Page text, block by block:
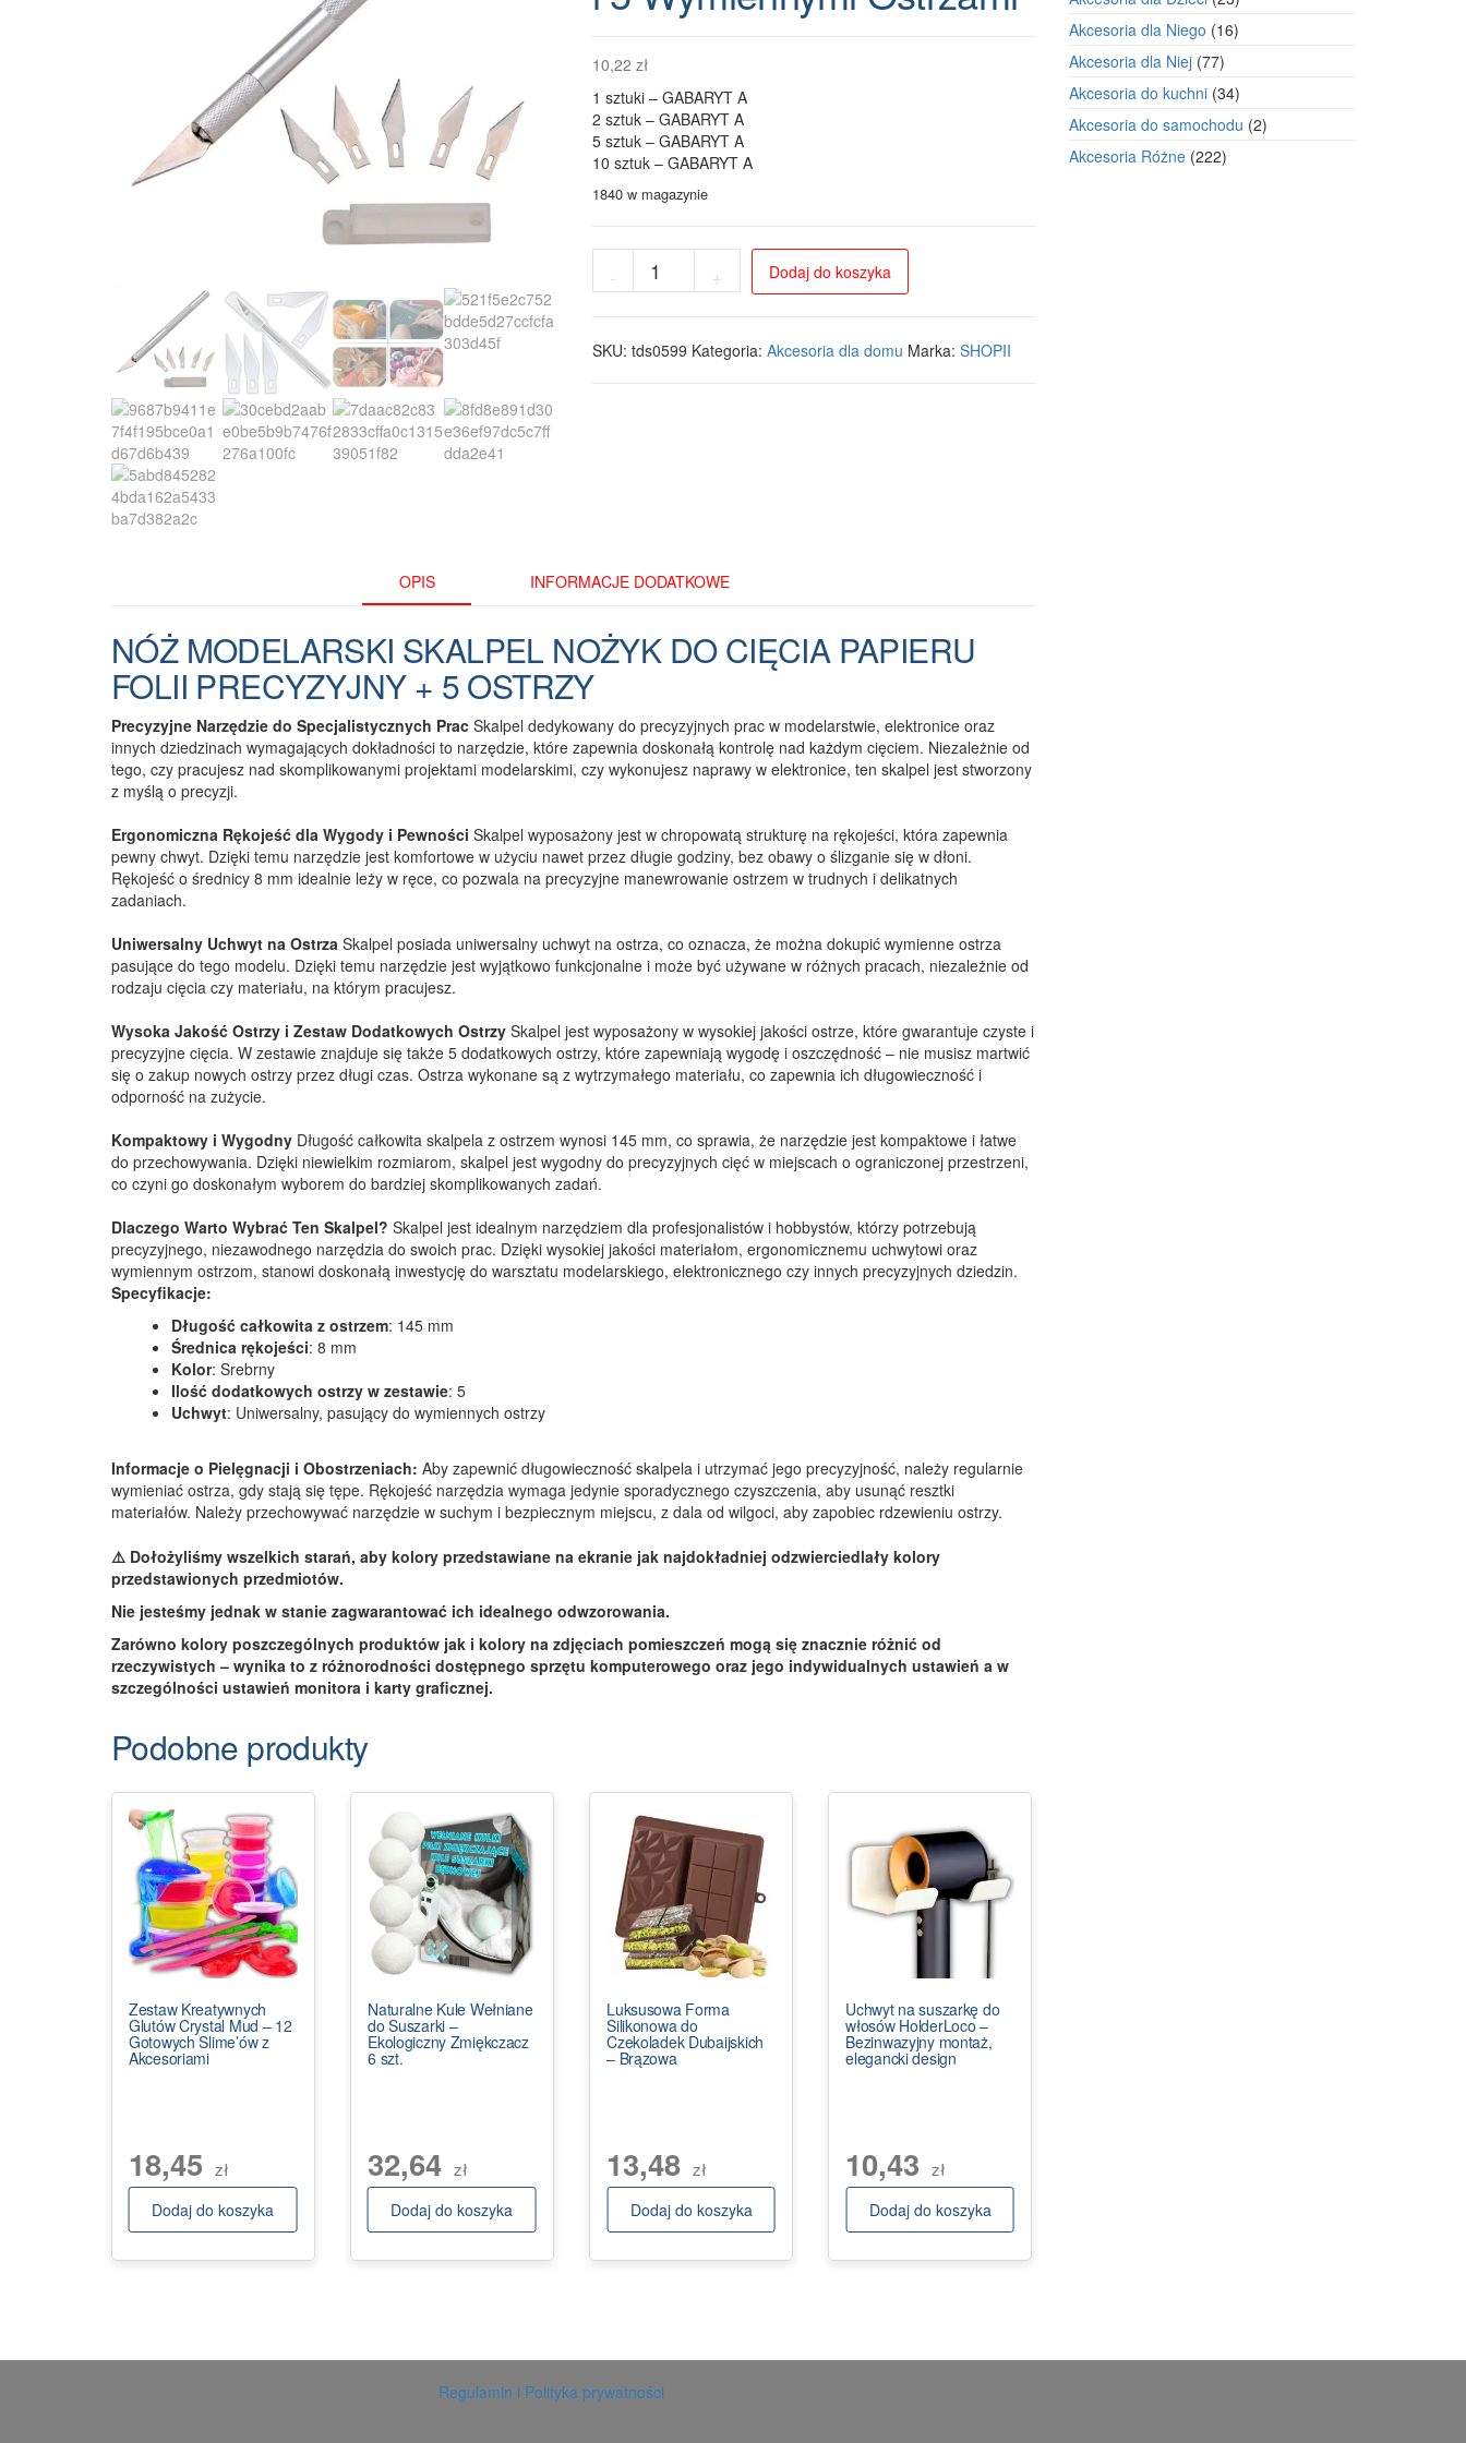
10,22 zł
1 sztuki – GABARYT A
2 sztuk – GABARYT A
5 sztuk – GABARYT A
10 sztuk – GABARYT A
1840 w magazynie
-
Precyzyjny
z
+ Dodaj do koszyka
SKU: tds0599 Kategoria: Akcesoria dla domu Marka: SHOPII
OPIS INFORMACJE DODATKOWE
NÓŻ MODELARSKI SKALPEL NOŻYK DO CIĘCIA PAPIERU
FOLII PRECYZYJNY + 5 OSTRZY
Precyzyjne Narzędzie do Specjalistycznych Prac Skalpel dedykowany do precyzyjnych prac w modelarstwie, elektronice oraz
innych dziedzinach wymagających dokładności to narzędzie, które zapewnia doskonałą kontrolę nad każdym cięciem. Niezależnie od
tego, czy pracujesz nad skomplikowanymi projektami modelarskimi, czy wykonujesz naprawy w elektronice, ten skalpel jest stworzony
z myślą o precyzji.
Ergonomiczna Rękojeść dla Wygody i Pewności Skalpel wyposażony jest w chropowatą strukturę na rękojeści, która zapewnia
pewny chwyt. Dzięki temu narzędzie jest komfortowe w użyciu nawet przez długie godziny, bez obawy o ślizganie się w dłoni.
Rękojeść o średnicy 8 mm idealnie leży w ręce, co pozwala na precyzyjne manewrowanie ostrzem w trudnych i delikatnych
zadaniach.
Uniwersalny Uchwyt na Ostrza Skalpel posiada uniwersalny uchwyt na ostrza, co oznacza, że można dokupić wymienne ostrza
pasujące do tego modelu. Dzięki temu narzędzie jest wyjątkowo funkcjonalne i może być używane w różnych pracach, niezależnie od
rodzaju cięcia czy materiału, na którym pracujesz.
Wysoka Jakość Ostrzy i Zestaw Dodatkowych Ostrzy Skalpel jest wyposażony w wysokiej jakości ostrze, które gwarantuje czyste i
precyzyjne cięcia. W zestawie znajduje się także 5 dodatkowych ostrzy, które zapewniają wygodę i oszczędność – nie musisz martwić
się o zakup nowych ostrzy przez długi czas. Ostrza wykonane są z wytrzymałego materiału, co zapewnia ich długowieczność i
odporność na zużycie.
Kompaktowy i Wygodny Długość całkowita skalpela z ostrzem wynosi 145 mm, co sprawia, że narzędzie jest kompaktowe i łatwe
do przechowywania. Dzięki niewielkim rozmiarom, skalpel jest wygodny do precyzyjnych cięć w miejscach o ograniczonej przestrzeni,
co czyni go doskonałym wyborem do bardziej skomplikowanych zadań.
Dlaczego Warto Wybrać Ten Skalpel? Skalpel jest idealnym narzędziem dla profesjonalistów i hobbystów, którzy potrzebują
precyzyjnego, niezawodnego narzędzia do swoich prac. Dzięki wysokiej jakości materiałom, ergonomicznemu uchwytowi oraz
wymiennym ostrzom, stanowi doskonałą inwestycję do warsztatu modelarskiego, elektronicznego czy innych precyzyjnych dziedzin.
Specyfikacje:
Długość całkowita z ostrzem: 145 mm
Średnica rękojeści: 8 mm
Kolor: Srebrny
Ilość dodatkowych ostrzy w zestawie: 5
Uchwyt: Uniwersalny, pasujący do wymiennych ostrzy
Informacje o Pielęgnacji i Obostrzeniach: Aby zapewnić długowieczność skalpela i utrzymać jego precyzyjność, należy regularnie
wymieniać ostrza, gdy stają się tępe. Rękojeść narzędzia wymaga jedynie sporadycznego czyszczenia, aby usunąć resztki
materiałów. Należy przechowywać narzędzie w suchym i bezpiecznym miejscu, z dala od wilgoci, aby zapobiec rdzewieniu ostrzy.
⚠️ Dołożyliśmy wszelkich starań, aby kolory przedstawiane na ekranie jak najdokładniej odzwierciedlały kolory
przedstawionych przedmiotów.
Nie jesteśmy jednak w stanie zagwarantować ich idealnego odwzorowania.
Zarówno kolory poszczególnych produktów jak i kolory na zdjęciach pomieszczeń mogą się znacznie różnić od
rzeczywistych – wynika to z różnorodności dostępnego sprzętu komputerowego oraz jego indywidualnych ustawień a w
szczególności ustawień monitora i karty graficznej.
Podobne produkty
Zestaw Kreatywnych
Glutów Crystal Mud – 12
Gotowych Slime’ów z
Akcesoriami
18,45 zł
Dodaj do koszyka
Naturalne Kule Wełniane
do Suszarki –
Ekologiczny Zmiękczacz
6 szt.
32,64 zł
Dodaj do koszyka
Luksusowa Forma
Silikonowa do
Czekoladek Dubaijskich
– Brązowa
13,48 zł
Dodaj do koszyka
Uchwyt na suszarkę do
włosów HolderLoco –
Bezinwazyjny montaż,
elegancki design
10,43 zł
Dodaj do koszyka
produkty
Akcesoria dla Niego 1616
Akcesoria dla Niej 7777
produktów
Akcesoria do kuchni 3434
produkty
Akcesoria do samochodu 22
Akcesoria Różne 222222
Regulamin i Polityka prywatności